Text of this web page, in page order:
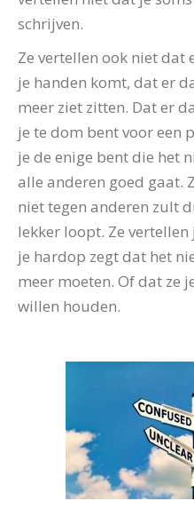
schrijven.
Ze vertellen ook niet
je handen komt, dat er
meer ziet zitten. Dat er
je te dom bent voor een
je de enige bent die het
alle anderen goed gaat.
niet tegen anderen zult
lekker loopt. Ze
je hardop zegt dat het
meer moeten. Of dat ze
willen houden.